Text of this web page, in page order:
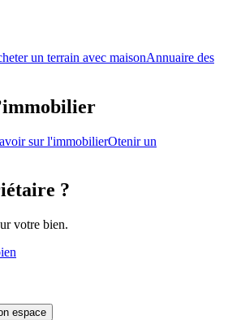
un terrain avec maisonAnnuaire des
sur l'immobilierOtenir un
?
votre bien.
espace